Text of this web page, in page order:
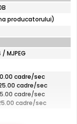
producatorului)
MJPEG
cadre/sec
cadre/sec
cadre/sec
cadre/sec